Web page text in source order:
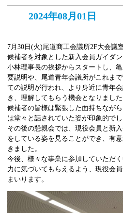
2024年08月01日
7月30日(火)尾道商工会議所2F大会議
候補者を対象とした新入会員ガイダン
小林理事長の挨拶からスタートし、
要説明や、尾道青年会議所がこれま
ての説明が行われ、より身近に青年
き、理解してもらう機会となりました
候補者の皆様は緊張した面持ちなが
は堂々と話されていた姿が印象的でし
その後の懇親会では、現役会員と新
をしている姿を見ることができ、有
きました。
今後、様々な事業に参加していただ
力に気づいてもらえるよう、現役会
まいります。